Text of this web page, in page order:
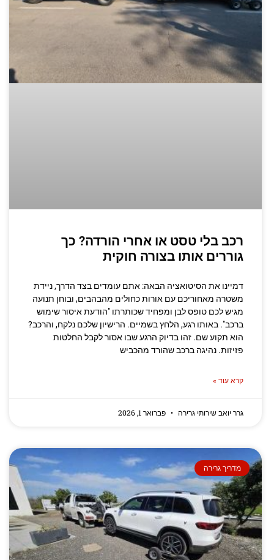
רכב בלי טסט או אחרי הורדה? כך
גוררים אותו בצורה חוקית
דמיינו את הסיטואציה הבאה: אתם עומדים בצד הדרך, ניידת
משטרה מאחוריכם עם אורות כחולים מהבהבים, ובוחן תנועה
מגיש לכם טופס לבן ומפחיד שכותרתו "הודעת איסור שימוש
ברכב". באותו רגע, הלחץ בשמיים. הרישיון שלכם נלקח, והרכב?
הוא תקוע שם. זהו בדיוק הרגע שבו אסור לקבל החלטות
פזיזות. נהיגה ברכב שהורד מהכביש
קרא עוד »
גרר יואב שירותי גרירה פברואר 1, 2026
מדריך גרירה